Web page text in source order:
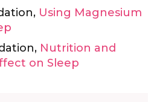
Using Magnesium
Nutrition and
on Sleep